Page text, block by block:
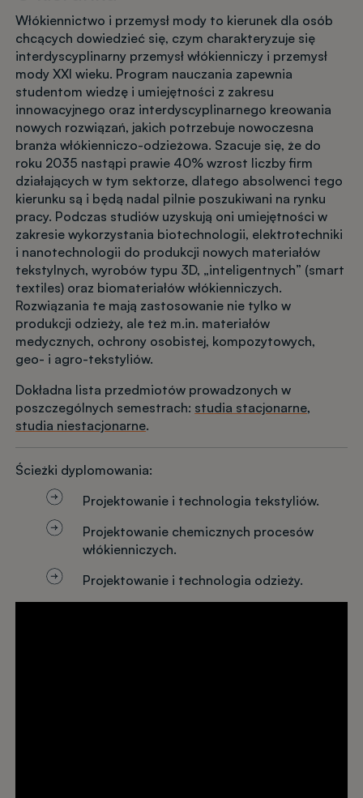
Włókiennictwo i przemysł mody to kierunek dla osób
chcących dowiedzieć się, czym charakteryzuje się
interdyscyplinarny przemysł włókienniczy i przemysł
mody XXI wieku. Program nauczania zapewnia
studentom wiedzę i umiejętności z zakresu
innowacyjnego oraz interdyscyplinarnego kreowania
nowych rozwiązań, jakich potrzebuje nowoczesna
branża włókienniczo-odzieżowa. Szacuje się, że do
roku 2035 nastąpi prawie 40% wzrost liczby firm
działających w tym sektorze, dlatego absolwenci tego
kierunku są i będą nadal pilnie poszukiwani na rynku
pracy. Podczas studiów uzyskują oni umiejętności w
zakresie wykorzystania biotechnologii, elektrotechniki
i nanotechnologii do produkcji nowych materiałów
tekstylnych, wyrobów typu 3D, „inteligentnych” (smart
textiles) oraz biomateriałów włókienniczych.
Rozwiązania te mają zastosowanie nie tylko w
produkcji odzieży, ale też m.in. materiałów
medycznych, ochrony osobistej, kompozytowych,
geo- i agro-tekstyliów.
Dokładna lista przedmiotów prowadzonych w
poszczególnych semestrach: studia stacjonarne,
studia niestacjonarne.
Ścieżki dyplomowania:
Projektowanie i technologia tekstyliów.
Projektowanie chemicznych procesów
włókienniczych.
Projektowanie i technologia odzieży.